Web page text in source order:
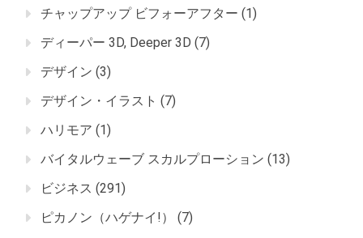
チャップアップ ビフォーアフター (1)
ディーパー 3D, Deeper 3D (7)
デザイン (3)
デザイン・イラスト (7)
ハリモア (1)
バイタルウェーブ スカルプローション (13)
ビジネス (291)
ピカノン（ハゲナイ!）
(7)